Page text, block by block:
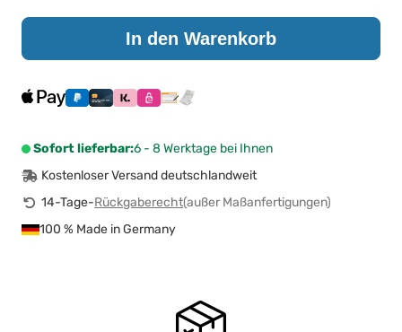
In den Warenkorb
Sofort lieferbar:6 - 8 Werktage bei Ihnen
Kostenloser Versand deutschlandweit
14-Tage-Rückgaberecht(außer Maßanfertigungen)
100 % Made in Germany